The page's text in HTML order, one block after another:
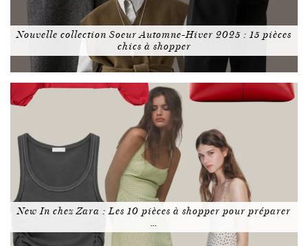
Nouvelle collection Soeur Automne-Hiver 2025 : 15 pièces
chics à shopper
New In chez Zara : Les 10 pièces à shopper pour préparer
…